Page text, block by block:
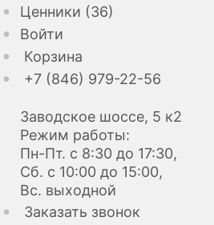
Ценники (36)
Войти
Корзина
+7 (846) 979-22-56
Заводское шоссе, 5 к2
Режим работы:
Пн-Пт. с 8:30 до 17:30,
Сб. с 10:00 до 15:00,
Вс. выходной
Заказать звонок